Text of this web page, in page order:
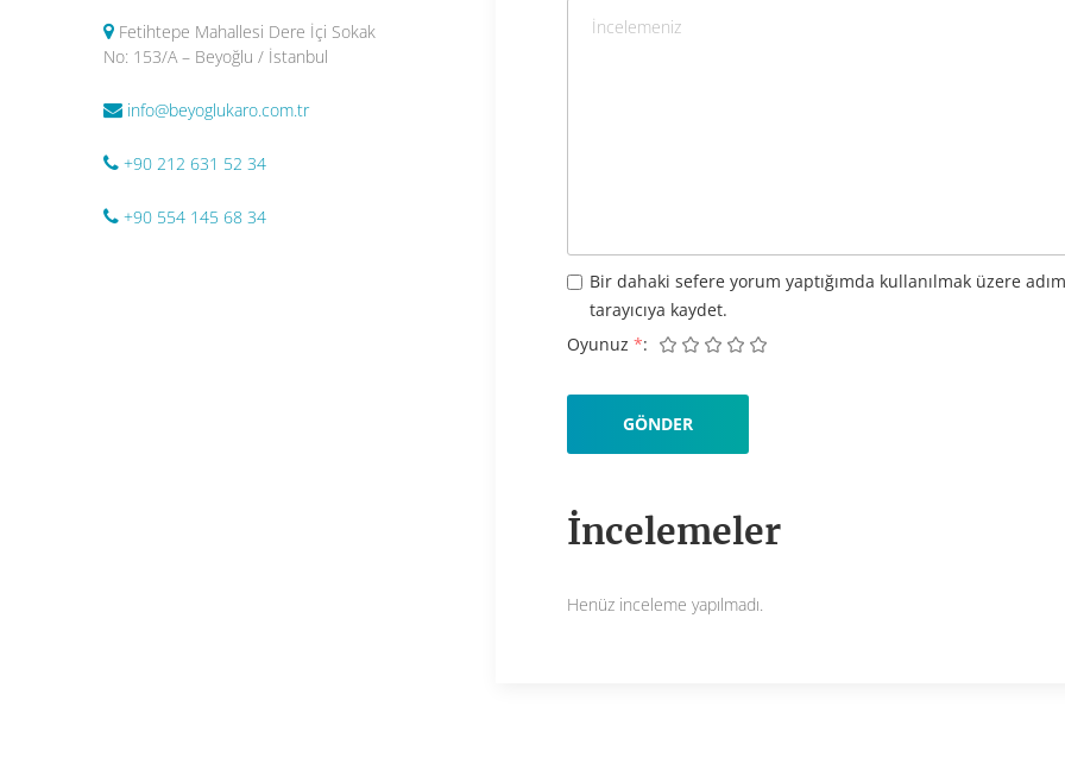
İncelemeler
Henüz inceleme yapılmadı.
Oyunuz *
Bir dahaki sefere yorum yaptığımda kullanılmak üzere
tarayıcıya kaydet.
Fetihtepe Mahallesi Dere İçi Sokak
No: 153/A – Beyoğlu / İstanbul
info@beyoglukaro.com.tr
+90 212 631 52 34
+90 554 145 68 34